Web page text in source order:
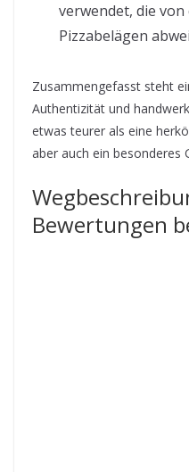
verwendet, die von
Pizzabelägen
Zusammengefasst steht
Authentizität und
etwas teurer als eine
aber auch ein besonderes
Bewertungen